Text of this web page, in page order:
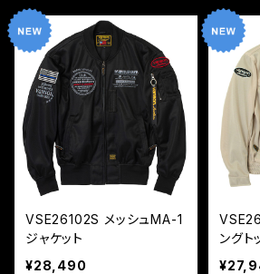
VSE26102S メッシュMA-1
ジャケット
¥28,490
ングト